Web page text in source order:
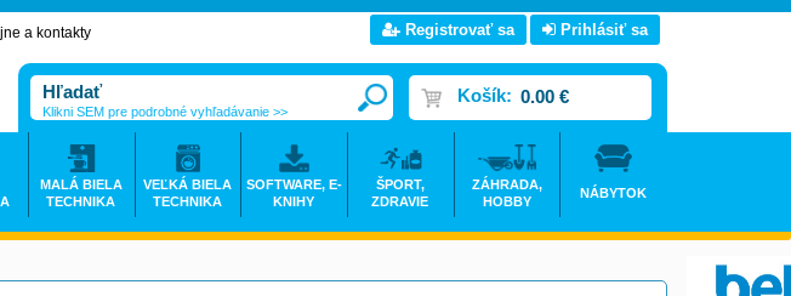
a kontakty
Registrovať sa Prihlásiť sa
Košík: 0.00 €
Klikni SEM pre podrobné vyhľadávanie >>
MALÁ BIELA
TECHNIKA
VEĽKÁ BIELA
TECHNIKA
SOFTWARE, E-
KNIHY
ŠPORT,
ZDRAVIE
ZÁHRADA,
HOBBY
NÁBYTOK